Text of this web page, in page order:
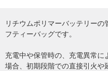
リチウムポリマーバッテリー
フティーバッグです。
充電中や保管時の、充電異常に
場合、初期段階での直接引火や